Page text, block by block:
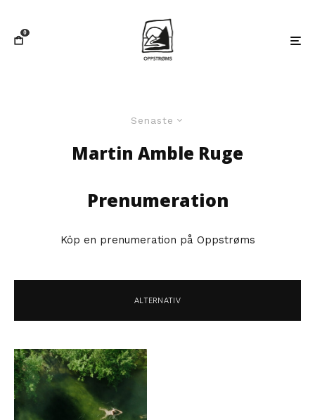
0
Senaste
Martin Amble Ruge
Prenumeration
Köp en prenumeration på Oppstrøms
ALTERNATIV